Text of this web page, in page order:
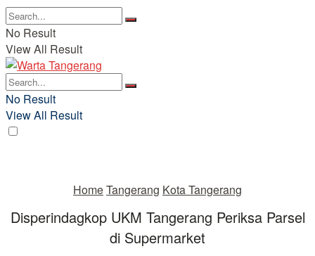
No Result
View All Result
No Result
View All Result
HomeTangerang Kota Tangerang
Disperindagkop UKM Tangerang Periksa Parsel
di Supermarket